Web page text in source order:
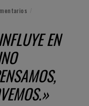
EN